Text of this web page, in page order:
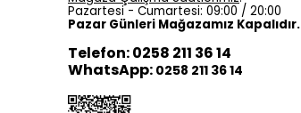
Pazartesi - Cumartesi: 09:00 / 20:00
Pazar Günleri Mağazamız Kapalıdır.
Telefon: 0258 211 36 14
WhatsApp: 0258 211 36 14